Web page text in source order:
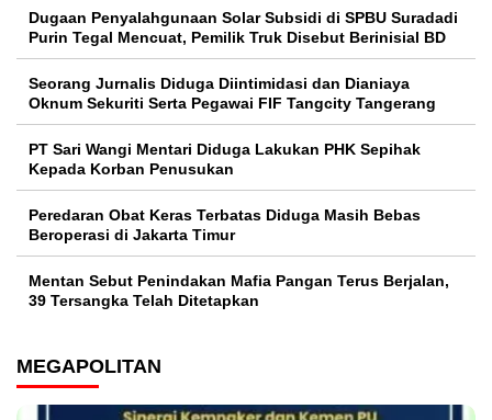
‎Dugaan Penyalahgunaan Solar Subsidi di SPBU Suradadi
Purin Tegal Mencuat, Pemilik Truk Disebut Berinisial BD
Seorang Jurnalis Diduga Diintimidasi dan Dianiaya
Oknum Sekuriti Serta Pegawai FIF Tangcity Tangerang
PT Sari Wangi Mentari Diduga Lakukan PHK Sepihak
Kepada Korban Penusukan
Peredaran Obat Keras Terbatas Diduga Masih Bebas
Beroperasi di Jakarta Timur
Mentan Sebut Penindakan Mafia Pangan Terus Berjalan,
39 Tersangka Telah Ditetapkan
MEGAPOLITAN